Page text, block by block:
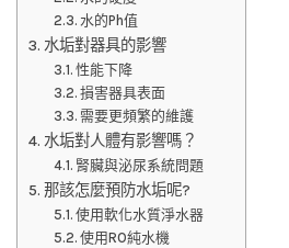
水的Ph值
水垢對器具的影響
性能下降
損害器具表面
需要更頻繁的維護
水垢對人體有影響嗎？
腎臟與泌尿系統問題
那該怎麼預防水垢呢?
使用軟化水質淨水器
使用RO純水機